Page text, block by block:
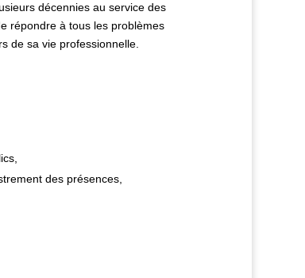
décennies au service des
répondre à tous les problèmes
de sa vie professionnelle.
des présences,